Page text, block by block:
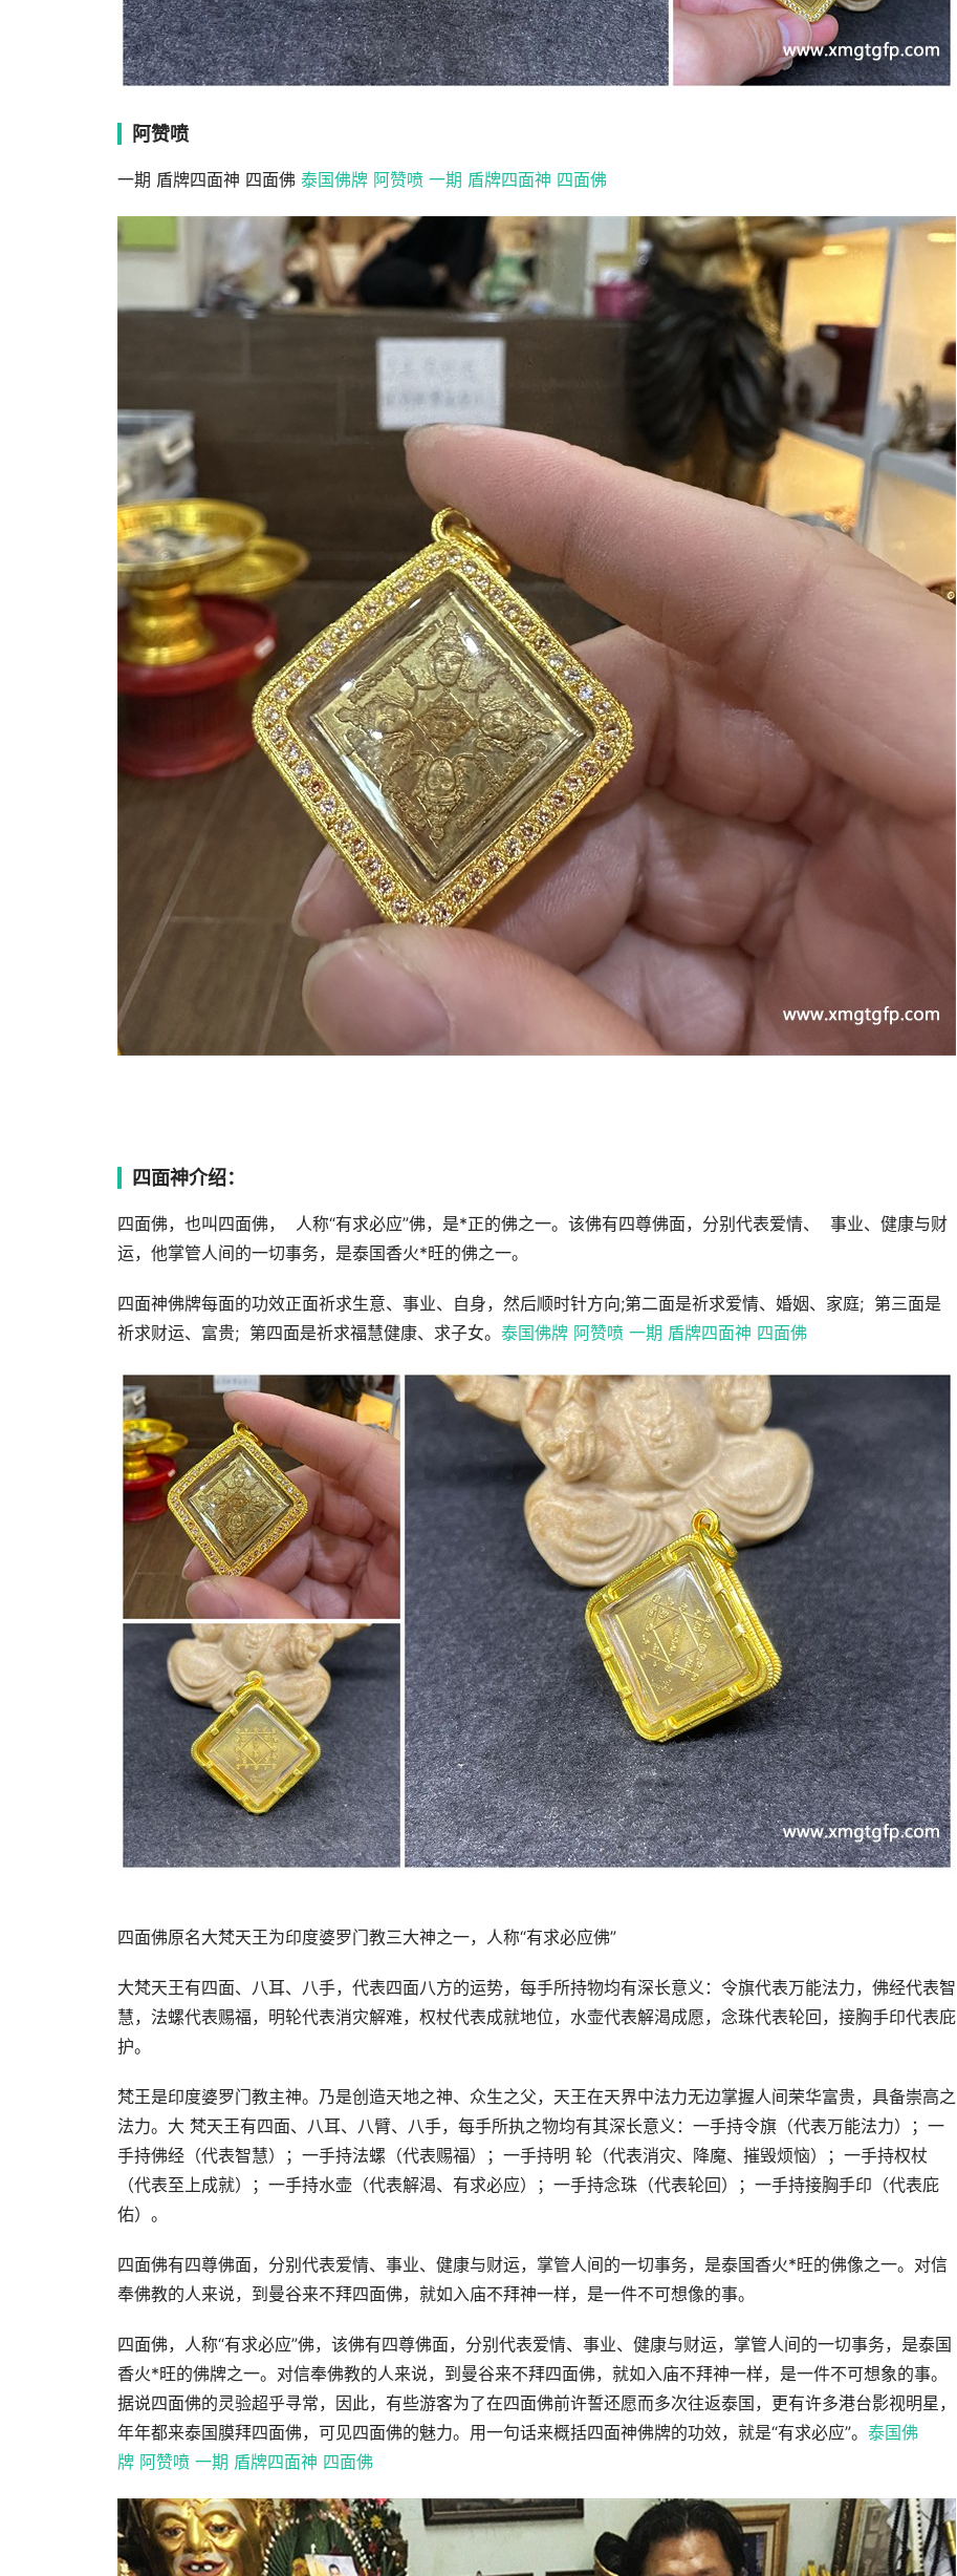
阿赞喷
一期 盾牌四面神 四面佛 泰国佛牌 阿赞喷 一期 盾牌四面神 四面佛
四面神介绍：
四面佛，也叫四面佛， 人称“有求必应”佛，是*正的佛之一。该佛有四尊佛面，分别代表爱情、 事业、健康与财
运，他掌管人间的一切事务，是泰国香火*旺的佛之一。
四面神佛牌每面的功效正面祈求生意、事业、自身，然后顺时针方向;第二面是祈求爱情、婚姻、家庭; 第三面是
祈求财运、富贵; 第四面是祈求福慧健康、求子女。 泰国佛牌 阿赞喷 一期 盾牌四面神 四面佛
四面佛原名大梵天王为印度婆罗门教三大神之一，人称“有求必应佛”
大梵天王有四面、八耳、八手，代表四面八方的运势，每手所持物均有深长意义：令旗代表万能法力，佛经代表智
慧，法螺代表赐福，明轮代表消灾解难，权杖代表成就地位，水壶代表解渴成愿，念珠代表轮回，接胸手印代表庇
护。
梵王是印度婆罗门教主神。乃是创造天地之神、众生之父，天王在天界中法力无边掌握人间荣华富贵，具备崇高之
法力。大 梵天王有四面、八耳、八臂、八手，每手所执之物均有其深长意义：一手持令旗（代表万能法力）；一
手持佛经（代表智慧）；一手持法螺（代表赐福）；一手持明 轮（代表消灾、降魔、摧毁烦恼）；一手持权杖
（代表至上成就）；一手持水壶（代表解渴、有求必应）；一手持念珠（代表轮回）；一手持接胸手印（代表庇
佑）。
四面佛有四尊佛面，分别代表爱情、事业、健康与财运，掌管人间的一切事务，是泰国香火*旺的佛像之一。对信
奉佛教的人来说，到曼谷来不拜四面佛，就如入庙不拜神一样，是一件不可想像的事。
四面佛，人称“有求必应”佛，该佛有四尊佛面，分别代表爱情、事业、健康与财运，掌管人间的一切事务，是泰国
香火*旺的佛牌之一。对信奉佛教的人来说，到曼谷来不拜四面佛，就如入庙不拜神一样，是一件不可想象的事。
据说四面佛的灵验超乎寻常，因此，有些游客为了在四面佛前许誓还愿而多次往返泰国，更有许多港台影视明星，
年年都来泰国膜拜四面佛，可见四面佛的魅力。用一句话来概括四面神佛牌的功效，就是“有求必应”。 泰国佛
牌 阿赞喷 一期 盾牌四面神 四面佛